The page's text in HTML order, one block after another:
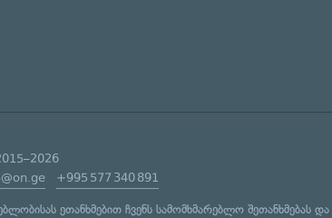
+995 577 340 891
ეთანხმებით ჩვენს სამომხმარებლო შეთანხმებას და